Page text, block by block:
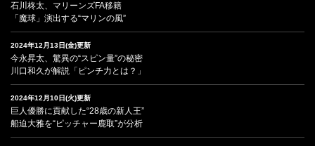
石川柊太、マリーンズFA移籍
「魔球」演出する“マリンの風”
2024年12月13日(金)更新
今永昇太、驚異の“スピン量”の秘密
川口和久が解説「ピンチ力とは？」
2024年12月10日(火)更新
巨人優勝に貢献した“28歳の新人王”
船迫大雅を“ピッチャー鹿取”が分析